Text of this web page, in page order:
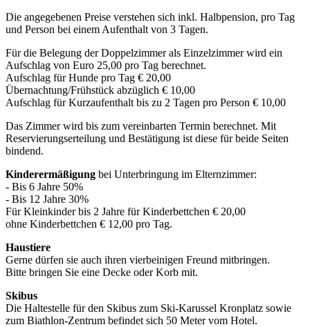
Die angegebenen Preise verstehen sich inkl. Halbpension, pro Tag
und Person bei einem Aufenthalt von 3 Tagen.
Für die Belegung der Doppelzimmer als Einzelzimmer wird ein
Aufschlag von Euro 25,00 pro Tag berechnet.
Aufschlag für Hunde pro Tag € 20,00
Übernachtung/Frühstück abzüglich € 10,00
Aufschlag für Kurzaufenthalt bis zu 2 Tagen pro Person € 10,00
Das Zimmer wird bis zum vereinbarten Termin berechnet. Mit
Reservierungserteilung und Bestätigung ist diese für beide Seiten
bindend.
Kinderermäßigung bei Unterbringung im Elternzimmer:
- Bis 6 Jahre 50%
- Bis 12 Jahre 30%
Für Kleinkinder bis 2 Jahre für Kinderbettchen € 20,00
ohne Kinderbettchen € 12,00 pro Tag.
Haustiere
Gerne dürfen sie auch ihren vierbeinigen Freund mitbringen.
Bitte bringen Sie eine Decke oder Korb mit.
Skibus
Die Haltestelle für den Skibus zum Ski-Karussel Kronplatz sowie
zum Biathlon-Zentrum befindet sich 50 Meter vom Hotel.